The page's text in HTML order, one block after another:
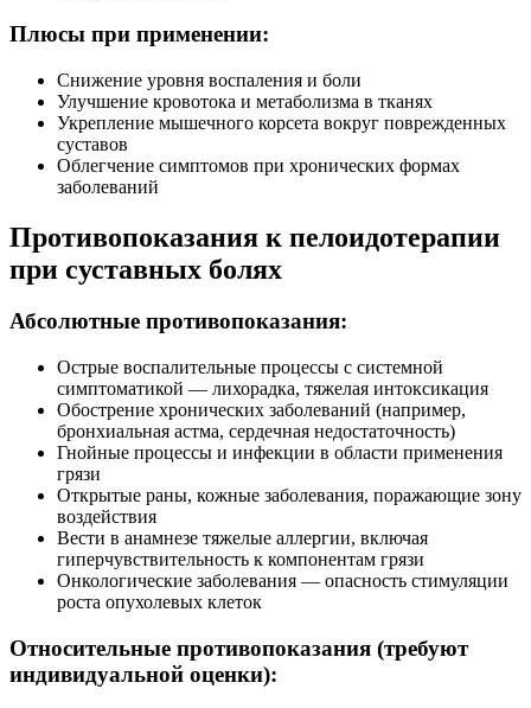
Плюсы при применении:
Снижение уровня воспаления и боли
Улучшение кровотока и метаболизма в тканях
Укрепление мышечного корсета вокруг поврежденных
суставов
Облегчение симптомов при хронических формах
заболеваний
Противопоказания к пелоидотерапии
при суставных болях
Абсолютные противопоказания:
Острые воспалительные процессы с системной
симптоматикой — лихорадка, тяжелая интоксикация
Обострение хронических заболеваний (например,
бронхиальная астма, сердечная недостаточность)
Гнойные процессы и инфекции в области применения
грязи
Открытые раны, кожные заболевания, поражающие зону
воздействия
Вести в анамнезе тяжелые аллергии, включая
гиперчувствительность к компонентам грязи
Онкологические заболевания — опасность стимуляции
роста опухолевых клеток
Относительные противопоказания (требуют
индивидуальной оценки):